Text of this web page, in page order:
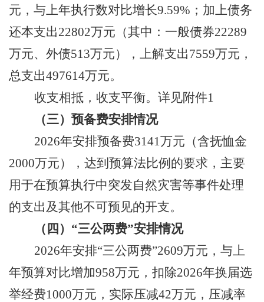
元 ，与上年执行数对比增长9.59% ； 加上债务
还本支出22802万元 （其中：一般债券22289
万元、外债513万元） ， 上解支出7559万元 ，
总支出497614万元。
收支相抵， 收支平衡。详见附件1
（三）预备费安排情况
2026年安排预备费3141万元 （含抚恤金
2000万元） ， 达到预算法比例的要求 ，主要
用于在预算执行中突发自然灾害等事件处理
的支出及其他不可预见的开支。
（四） “三公两费”安排情况
2026年安排“三公两费”2609万元 ，与上
年预算对比增加958万元，扣除2026年换届选
举经费1000万元，实际压减42万元，压减率